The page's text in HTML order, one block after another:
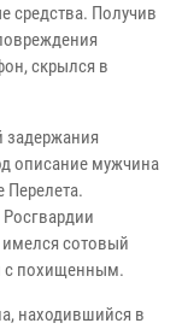
средства. Получив
скрылся в
задержания
описание мужчина
имелся сотовый
с похищенным.
находившийся в